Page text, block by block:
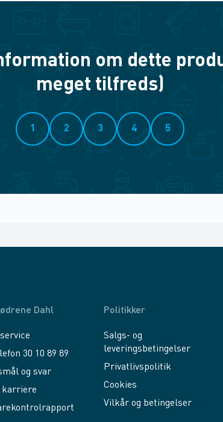
om dette
meget tilfreds)
1 2 3 4 5
Dahl
30 10 89 89
og svar
karriere
Politikker
Salgs- og
leveringsbetingelser
Privatlivspolitik
Cookies
Vilkår og betingelser